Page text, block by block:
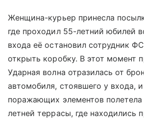
Женщина-курьер принесла
где проходил 55-летний юбилей
входа её остановил сотрудник
открыть коробку. В этот момент
Ударная волна отразилась от
автомобиля, стоявшего у входа,
поражающих элементов полетела
летней террасы, где находились